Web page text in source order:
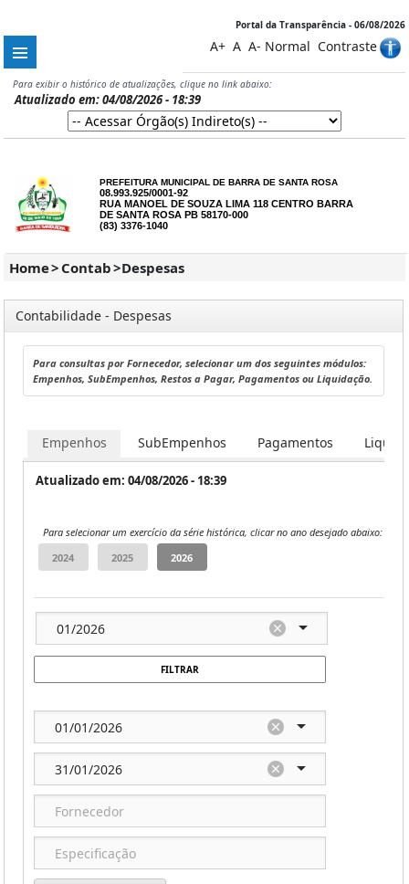
Portal da Transparência - 06/08/2026
A+ A A- Normal Contraste
Para exibir o histórico de atualizações, clique no link abaixo:
Atualizado em: 04/08/2026 - 18:39
PREFEITURA MUNICIPAL DE BARRA DE SANTA ROSA
08.993.925/0001-92
RUA MANOEL DE SOUZA LIMA 118 CENTRO BARRA
DE SANTA ROSA PB 58170-000
(83) 3376-1040
Home> Contab>Despesas
Contabilidade - Despesas
Para consultas por Fornecedor, selecionar um dos seguintes módulos:
Empenhos, SubEmpenhos, Restos a Pagar, Pagamentos ou Liquidação.
Empenhos SubEmpenhos Pagamentos
Atualizado em: 04/08/2026 - 18:39
Para selecionar um exercício da série histórica, clicar no ano desejado abaixo:
FILTRAR